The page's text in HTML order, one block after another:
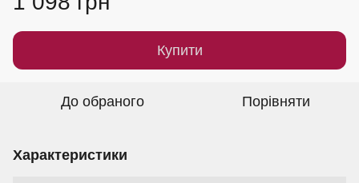
Купити
До обраного Порівняти
Характеристики